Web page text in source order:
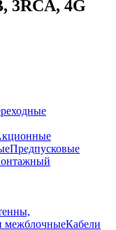
3RCA, 4G
Предпусковые
межблочныеКабели